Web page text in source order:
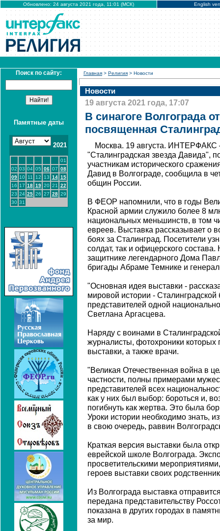
Обновлено: 24 августа 2021 года, 11:01 (МСК) English
Поиск по сайту:
Памятные даты
2021
01
02 03 04 05 06 07 08
09 10 11 12 13 14 15
16 17 18 19 20 21
22
23 24 25 26 27 28 29
30 31
Главная > Религия > Новости
Новости
19 августа 2021 года, 17:07
В синагоге Волгограда
посвященная
Москва. 19 августа. ИНТЕРФАКС
"Сталинградская звезда Давида",
участникам исторического
Давид в Волгограде, сообщила в
общин России.
В ФЕОР напомнили, что в годы
Красной армии служило более 8
национальных меньшинств, в том
евреев. Выставка рассказывает о
боях за Сталинград. Посетители
солдат, так и офицерского
защитнике легендарного Дома
бригады Абраме Темнике и
"Основная идея выставки -
мировой истории - Сталинградской
представителей одной
Светлана Аргасцева.
Наряду с воинами в
журналисты, фотохроники которых
выставки, а также врачи.
"Великая Отечественная война в
частности, полны примерами
представителей всех
как у них был выбор: бороться и,
погибнуть как жертва. Это была
Уроки истории необходимо знать,
в свою очередь, раввин
Краткая версия выставки была
еврейской школе Волгограда.
просветительскими
героев выставки своих
Из Волгограда выставка
передана представительству
показана в других городах в
за мир.